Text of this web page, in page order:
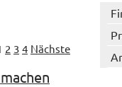
2 3 4 Nächste